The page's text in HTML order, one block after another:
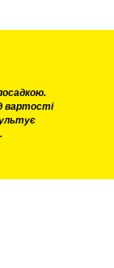
вартості